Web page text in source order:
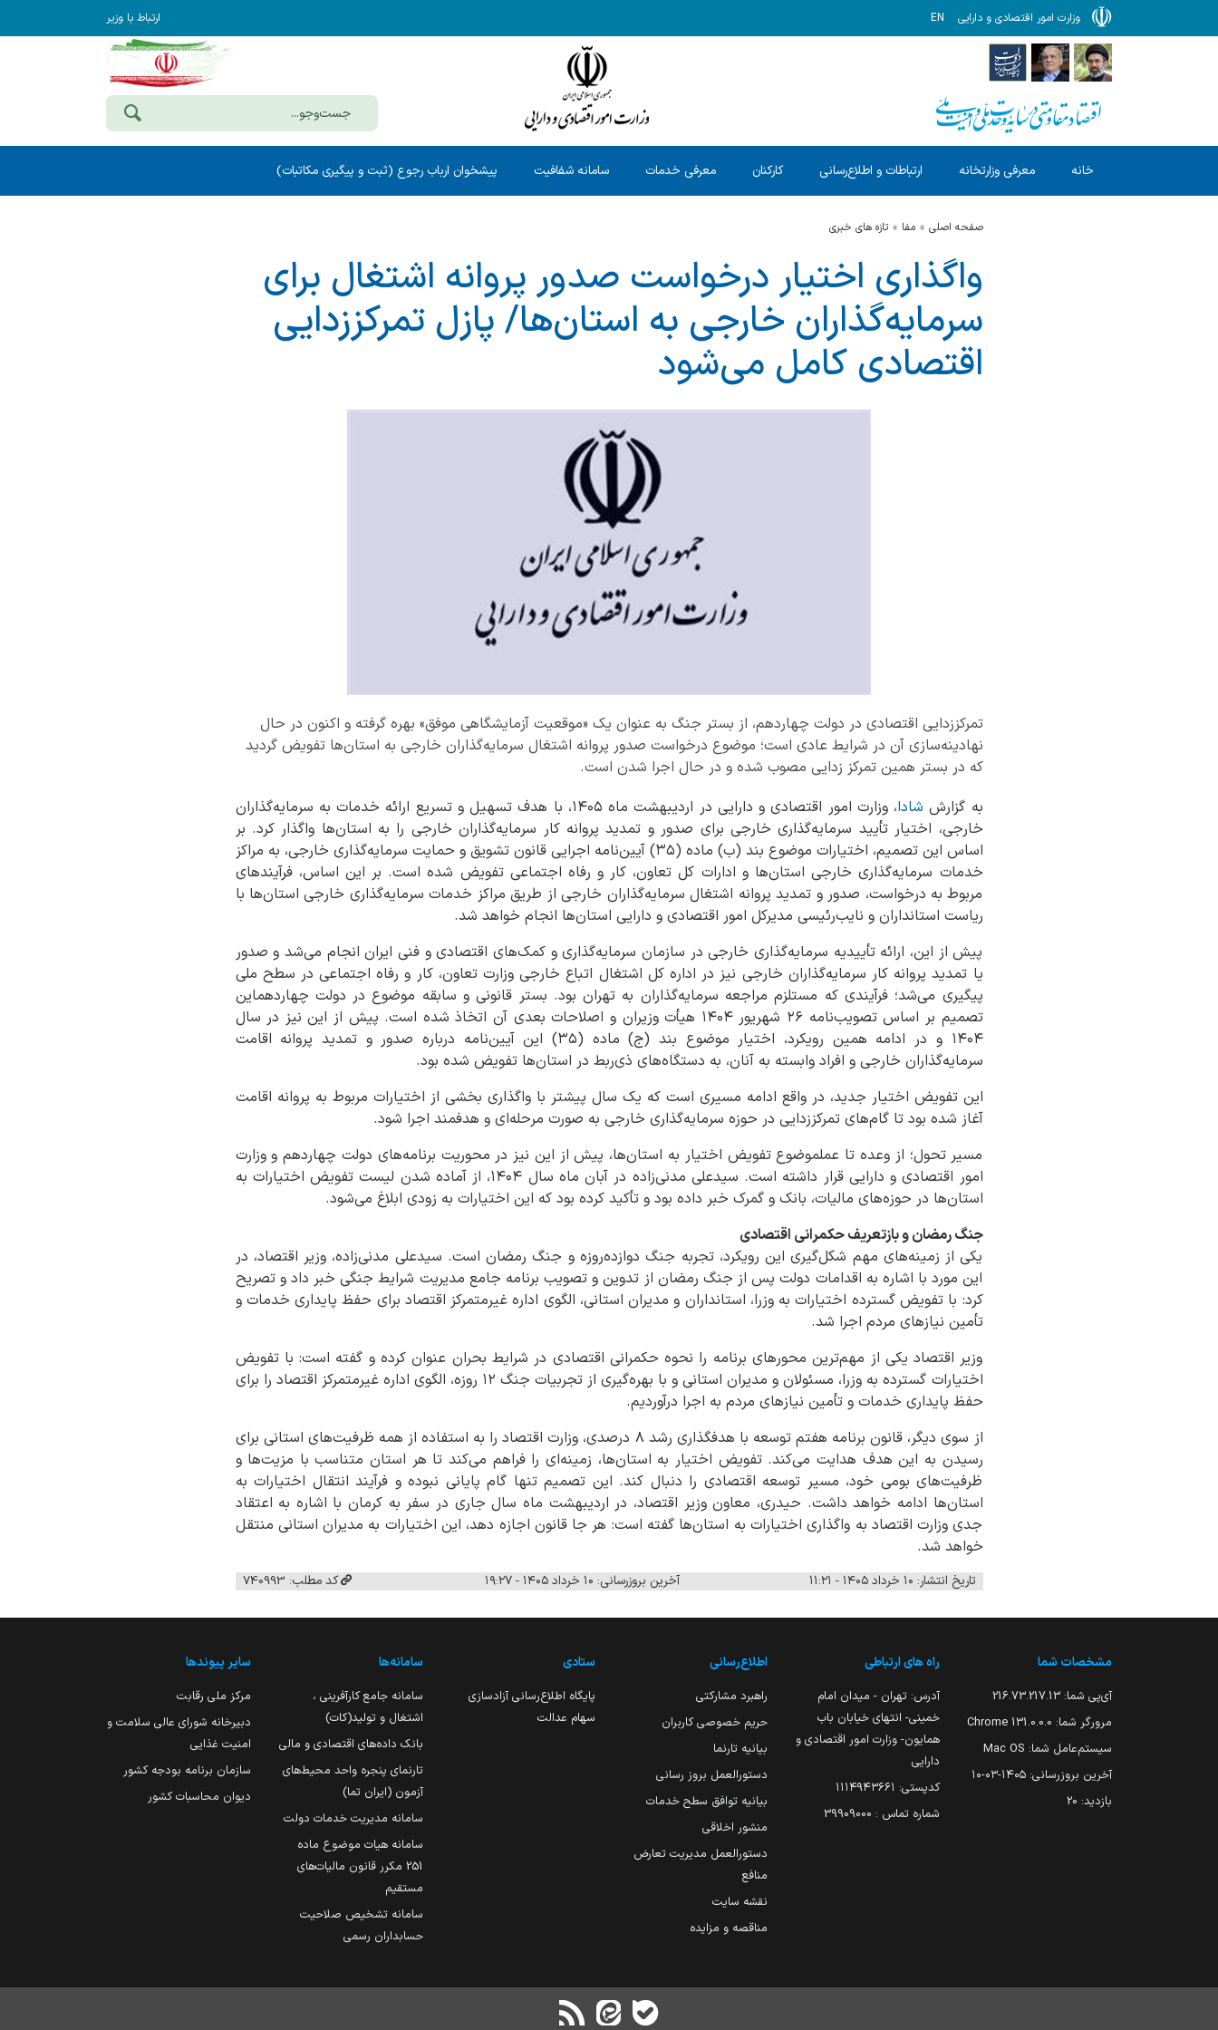
وزارت امور اقتصادی و دارایی EN ارتباط با وزیر
خانه معرفی وزارتخانه ارتباطات و اطلاع‌رسانی کارکنان معرفی خدمات سامانه شفافیت پیشخوان ارباب رجوع (ثبت و پیگیری مکاتبات)
صفحه اصلی مفا تازه های خبری
واگذاری اختیار درخواست صدور پروانه اشتغال برای
سرمایه‌گذاران خارجی به استان‌ها/ پازل تمرکززدایی
اقتصادی کامل می‌شود
تمرکززدایی اقتصادی در دولت چهاردهم، از بستر جنگ به عنوان یک «موقعیت آزمایشگاهی موفق» بهره گرفته و اکنون در حال
نهادینه‌سازی آن در شرایط عادی است؛ موضوع درخواست صدور پروانه اشتغال سرمایه‌گذاران خارجی به استان‌ها تفویض گردید
که در بستر همین تمرکز زدایی مصوب شده و در حال اجرا شدن است.
به گزارش شادا
، وزارت امور اقتصادی و دارایی در اردیبهشت ماه ۱۴۰۵، با هدف تسهیل و تسریع ارائه خدمات به سرمایه‌گذاران
خارجی، اختیار تأیید سرمایه‌گذاری خارجی برای صدور و تمدید پروانه کار سرمایه‌گذاران خارجی را به استان‌ها واگذار کرد. بر
اساس این تصمیم، اختیارات موضوع بند (ب) ماده (۳۵) آیین‌نامه اجرایی قانون تشویق و حمایت سرمایه‌گذاری خارجی، به مراکز
خدمات سرمایه‌گذاری خارجی استان‌ها و ادارات کل تعاون، کار و رفاه اجتماعی تفویض شده است. بر این اساس، فرآیندهای
مربوط به درخواست، صدور و تمدید پروانه اشتغال سرمایه‌گذاران خارجی از طریق مراکز خدمات سرمایه‌گذاری خارجی استان‌ها با
ریاست استانداران و نایب‌رئیسی مدیرکل امور اقتصادی و دارایی استان‌ها انجام خواهد شد.
پیش از این، ارائه تأییدیه سرمایه‌گذاری خارجی در سازمان سرمایه‌گذاری و کمک‌های اقتصادی و فنی ایران انجام می‌شد و صدور
یا تمدید پروانه کار سرمایه‌گذاران خارجی نیز در اداره کل اشتغال اتباع خارجی وزارت تعاون، کار و رفاه اجتماعی در سطح ملی
پیگیری می‌شد؛ فرآیندی که مستلزم مراجعه سرمایه‌گذاران به تهران بود. بستر قانونی و سابقه موضوع در دولت چهاردهماین
تصمیم بر اساس تصویب‌نامه ۲۶ شهریور ۱۴۰۴ هیأت وزیران و اصلاحات بعدی آن اتخاذ شده است. پیش از این نیز در سال
۱۴۰۴ و در ادامه همین رویکرد، اختیار موضوع بند (ج) ماده (۳۵) این آیین‌نامه درباره صدور و تمدید پروانه اقامت
سرمایه‌گذاران خارجی و افراد وابسته به آنان، به دستگاه‌های ذی‌ربط در استان‌ها تفویض شده بود.
این تفویض اختیار جدید، در واقع ادامه مسیری است که یک سال پیشتر با واگذاری بخشی از اختیارات مربوط به پروانه اقامت
آغاز شده بود تا گام‌های تمرکززدایی در حوزه سرمایه‌گذاری خارجی به صورت مرحله‌ای و هدفمند اجرا شود.
مسیر تحول؛ از وعده تا عملموضوع تفویض اختیار به استان‌ها، پیش از این نیز در محوریت برنامه‌های دولت چهاردهم و وزارت
امور اقتصادی و دارایی قرار داشته است. سیدعلی مدنی‌زاده در آبان ماه سال ۱۴۰۴، از آماده شدن لیست تفویض اختیارات به
استان‌ها در حوزه‌های مالیات، بانک و گمرک خبر داده بود و تأکید کرده بود که این اختیارات به زودی ابلاغ می‌شود.
جنگ رمضان و بازتعریف حکمرانی اقتصادی
یکی از زمینه‌های مهم شکل‌گیری این رویکرد، تجربه جنگ دوازده‌روزه و جنگ رمضان است. سیدعلی مدنی‌زاده، وزیر اقتصاد، در
این مورد با اشاره به اقدامات دولت پس از جنگ رمضان از تدوین و تصویب برنامه جامع مدیریت شرایط جنگی خبر داد و تصریح
کرد: با تفویض گسترده اختیارات به وزرا، استانداران و مدیران استانی، الگوی اداره غیرمتمرکز اقتصاد برای حفظ پایداری خدمات و
تأمین نیازهای مردم اجرا شد.
وزیر اقتصاد یکی از مهم‌ترین محورهای برنامه را نحوه حکمرانی اقتصادی در شرایط بحران عنوان کرده و گفته است: با تفویض
اختیارات گسترده به وزرا، مسئولان و مدیران استانی و با بهره‌گیری از تجربیات جنگ ۱۲ روزه، الگوی اداره غیرمتمرکز اقتصاد را برای
حفظ پایداری خدمات و تأمین نیازهای مردم به اجرا درآوردیم.
از سوی دیگر، قانون برنامه هفتم توسعه با هدفگذاری رشد ۸ درصدی، وزارت اقتصاد را به استفاده از همه ظرفیت‌های استانی برای
رسیدن به این هدف هدایت می‌کند. تفویض اختیار به استان‌ها، زمینه‌ای را فراهم می‌کند تا هر استان متناسب با مزیت‌ها و
ظرفیت‌های بومی خود، مسیر توسعه اقتصادی را دنبال کند. این تصمیم تنها گام پایانی نبوده و فرآیند انتقال اختیارات به
استان‌ها ادامه خواهد داشت. حیدری، معاون وزیر اقتصاد، در اردیبهشت ماه سال جاری در سفر به کرمان با اشاره به اعتقاد
جدی وزارت اقتصاد به واگذاری اختیارات به استان‌ها گفته است: هر جا قانون اجازه دهد، این اختیارات به مدیران استانی منتقل
خواهد شد.
تاریخ انتشار: ۱۰ خرداد ۱۴۰۵ - ۱۱:۲۱ آخرین بروزرسانی: ۱۰ خرداد ۱۴۰۵ - ۱۹:۲۷ کد مطلب: 740993
مشخصات شما
آی‌پی شما: 216.73.217.13
مرورگر شما: 131.0.0.0 Chrome
سیستم‌عامل شما: Mac OS
آخرین بروزرسانی: ۱۴۰۵-۰۳-۱۰
بازدید: 20
راه های ارتباطی
آدرس: تهران - میدان امام
خمینی- انتهای خیابان باب
همایون- وزارت امور اقتصادی و
دارایی
کدپستی: ۱۱۱۴۹۴۳۶۶۱
شماره تماس : 39909000
اطلاع‌رسانی
راهبرد مشارکتی
حریم خصوصی کاربران
بیانیه تارنما
دستورالعمل بروز رسانی
بیانیه توافق سطح خدمات
منشور اخلاقی
دستورالعمل مدیریت تعارض
منافع
نقشه سایت
مناقصه و مزایده
ستادی
پایگاه اطلاع‌رسانی آزادسازی
سهام عدالت
سامانه‌ها
سامانه جامع کارآفرینی ،
اشتغال و تولید(کات)
بانک داده‌های اقتصادی و مالی
تارنمای پنجره واحد محیط‌های
آزمون (ایران تما)
سامانه مدیریت خدمات دولت
سامانه هیات موضوع ماده
251 مکرر قانون مالیات‌های
مستقیم
سامانه تشخیص صلاحیت
حسابداران رسمی
سایر پیوندها
مرکز ملی رقابت
دبیرخانه شورای عالی سلامت و
امنیت غذایی
سازمان برنامه بودجه کشور
دیوان محاسبات کشور